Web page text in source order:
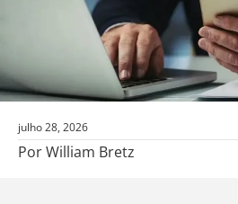
julho 28, 2026
Por William Bretz